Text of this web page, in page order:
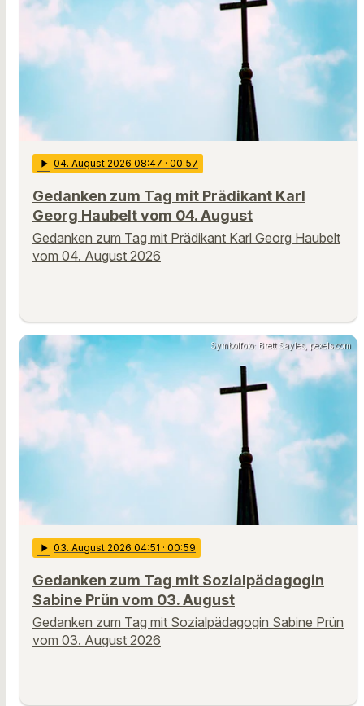
play_arrow 04. August 2026 08:47 · 00:57
Gedanken zum Tag mit Prädikant Karl
Georg Haubelt vom 04. August
Gedanken zum Tag mit Prädikant Karl Georg Haubelt
vom 04. August 2026
Symbolfoto: Brett Sayles, pexels.com
play_arrow 03. August 2026 04:51 · 00:59
Gedanken zum Tag mit Sozialpädagogin
Sabine Prün vom 03. August
Gedanken zum Tag mit Sozialpädagogin Sabine Prün
vom 03. August 2026